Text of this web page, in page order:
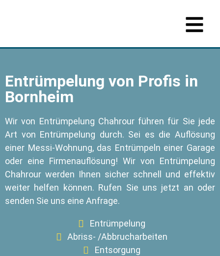
Entrümpelung von Profis in
Bornheim
Wir von Entrümpelung Chahrour führen für Sie jede
Art von Entrümpelung durch. Sei es die Auflösung
einer Messi-Wohnung, das Entrümpeln einer Garage
oder eine Firmenauflösung! Wir von Entrümpelung
Chahrour werden Ihnen sicher schnell und effektiv
weiter helfen können. Rufen Sie uns jetzt an oder
senden Sie uns eine Anfrage.
Entrümpelung
Abriss- /Abbrucharbeiten
Entsorgung